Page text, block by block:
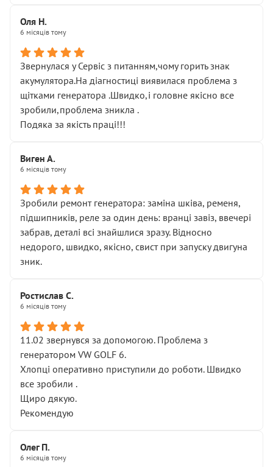
Оля Н.
6 місяців тому
Звернулася у Сервіс з питанням,чому горить знак
акумулятора.На діагностиці виявилася проблема з
щітками генератора .Швидко,і головне якісно все
зробили,проблема зникла .
Подяка за якість праці!!!
Виген А.
6 місяців тому
Зробили ремонт генератора: заміна шківа, ременя,
підшипників, реле за один день: вранці завіз, ввечері
забрав, деталі всі знайшлися зразу. Відносно
недорого, швидко, якісно, свист при запуску двигуна
зник.
Ростислав С.
6 місяців тому
11.02 звернувся за допомогою. Проблема з
генератором VW GOLF 6.
Хлопці оперативно приступили до роботи. Швидко
все зробили .
Щиро дякую.
Рекомендую
Олег П.
6 місяців тому